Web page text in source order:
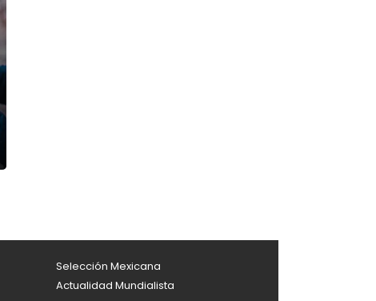
Selección Mexicana
Actualidad Mundialista